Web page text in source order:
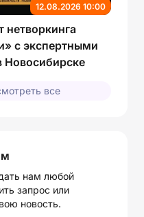
12.08.2026 10:00
нетворкинга
с экспертными
Новосибирске
все
нам любой
запрос или
новость.